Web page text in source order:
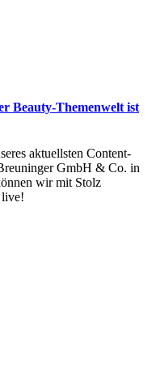
Beauty-Themenwelt ist
aktuellsten Content-
GmbH & Co. in
wir mit Stolz
live!